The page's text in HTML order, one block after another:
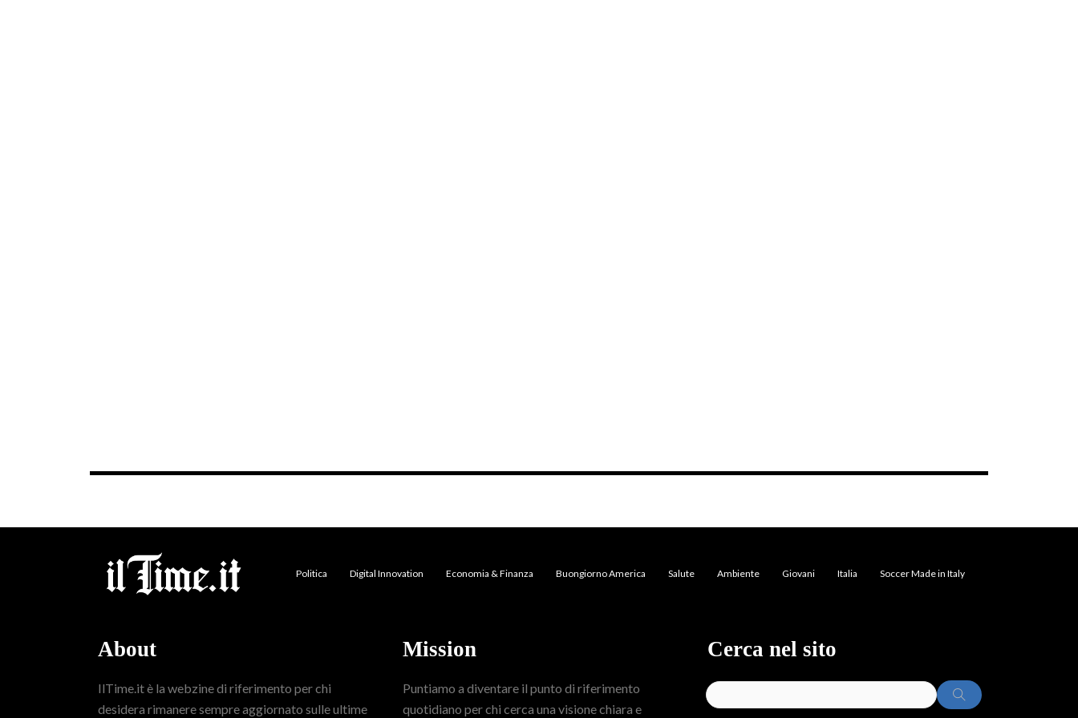
Politica Digital Innovation Economia & Finanza Buongiorno America Salute Ambiente Giovani Italia Soccer Made in Italy
About
IlTime.it è la webzine di riferimento per chi
desidera rimanere sempre aggiornato sulle ultime
Mission
Puntiamo a diventare il punto di riferimento
quotidiano per chi cerca una visione chiara e
Cerca nel sito